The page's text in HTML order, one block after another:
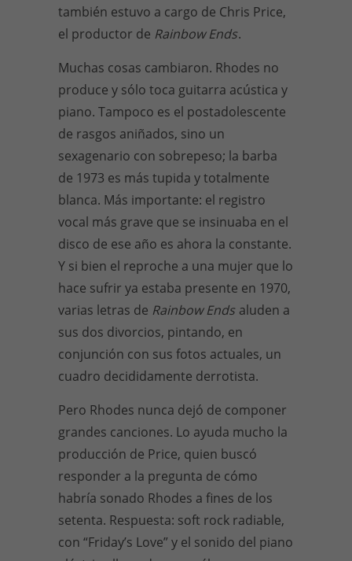
también estuvo a cargo de Chris Price,
el productor de Rainbow Ends.
Muchas cosas cambiaron. Rhodes no
produce y sólo toca guitarra acústica y
piano. Tampoco es el postadolescente
de rasgos aniñados, sino un
sexagenario con sobrepeso; la barba
de 1973 es más tupida y totalmente
blanca. Más importante: el registro
vocal más grave que se insinuaba en el
disco de ese año es ahora la constante.
Y si bien el reproche a una mujer que lo
hace sufrir ya estaba presente en 1970,
varias letras de Rainbow Ends aluden a
sus dos divorcios, pintando, en
conjunción con sus fotos actuales, un
cuadro decididamente derrotista.
Pero Rhodes nunca dejó de componer
grandes canciones. Lo ayuda mucho la
producción de Price, quien buscó
responder a la pregunta de cómo
habría sonado Rhodes a fines de los
setenta. Respuesta: soft rock radiable,
con “Friday’s Love” y el sonido del piano